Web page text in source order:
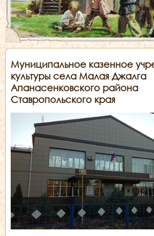
Муниципальное казенное
культуры села Малая Джалга
Апанасенковского района
Ставропольского края